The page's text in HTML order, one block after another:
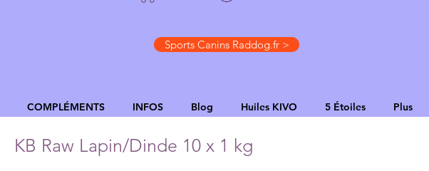
Sports Canins Raddog.fr >
COMPLÉMENTS INFOS Blog Huiles KIVO 5 Étoiles Plus
KB Raw Lapin/Dinde 10 x 1 kg